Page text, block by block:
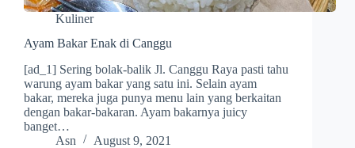
Kuliner
Ayam Bakar Enak di Canggu
[ad_1] Sering bolak-balik Jl. Canggu Raya pasti tahu
warung ayam bakar yang satu ini. Selain ayam
bakar, mereka juga punya menu lain yang berkaitan
dengan bakar-bakaran. Ayam bakarnya juicy
banget…
Asn
August 9, 2021